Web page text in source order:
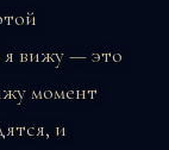
я вижу — это
момент
и